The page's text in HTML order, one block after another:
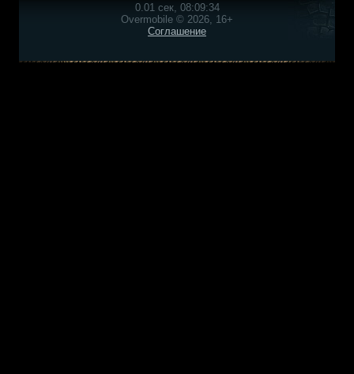
0.01 сек, 08:09:34
Overmobile © 2026, 16+
Соглашение